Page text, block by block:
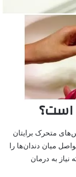
است؟
متحرک برایتان
میان دندان‌ها را
به درمان